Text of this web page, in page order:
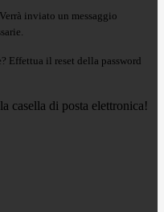
Verrà inviato un messaggio
Effettua il reset della password
casella di posta elettronica!